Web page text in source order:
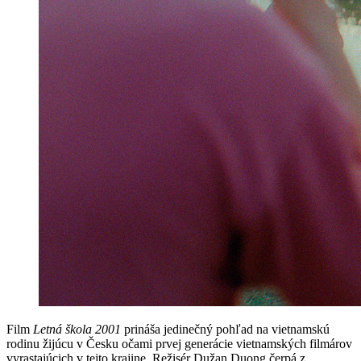
Film Letná škola 2001 prináša jedinečný pohľad na vietnamskú
rodinu žijúcu v Česku očami prvej generácie vietnamských filmárov